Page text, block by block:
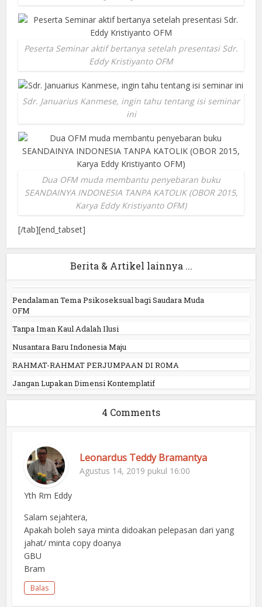
Peserta Seminar aktif bertanya setelah presentasi Sdr.
Eddy Kristiyanto OFM
Sdr. Januarius Kanmese, ingin tahu tentang isi seminar
ini
Dua OFM muda membantu penyebaran buku
SEANDAINYA INDONESIA TANPA KATOLIK (OBOR 2015,
Karya Eddy Kristiyanto OFM)
[/tab][end_tabset]
Berita & Artikel lainnya ...
Pendalaman Tema Psikoseksual bagi Saudara Muda
OFM
Tanpa Iman Kaul Adalah Ilusi
Nusantara Baru Indonesia Maju
RAHMAT-RAHMAT PERJUMPAAN DI ROMA
Jangan Lupakan Dimensi Kontemplatif
4 Comments
Leonardus Teddy Bramantya
Agustus 14, 2019 pukul 16:00
Yth Rm Eddy
Salam sejahtera,
Apakah boleh saya minta didoakan pelepasan dari yang
jahat/ minta copy doanya
GBU
Bram
Balas